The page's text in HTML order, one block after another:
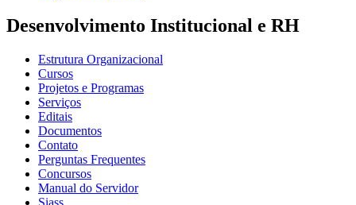
Desenvolvimento Institucional e RH
Estrutura Organizacional
Cursos
Projetos e Programas
Serviços
Editais
Documentos
Contato
Perguntas Frequentes
Concursos
Manual do Servidor